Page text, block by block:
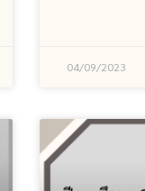
04/09/2023